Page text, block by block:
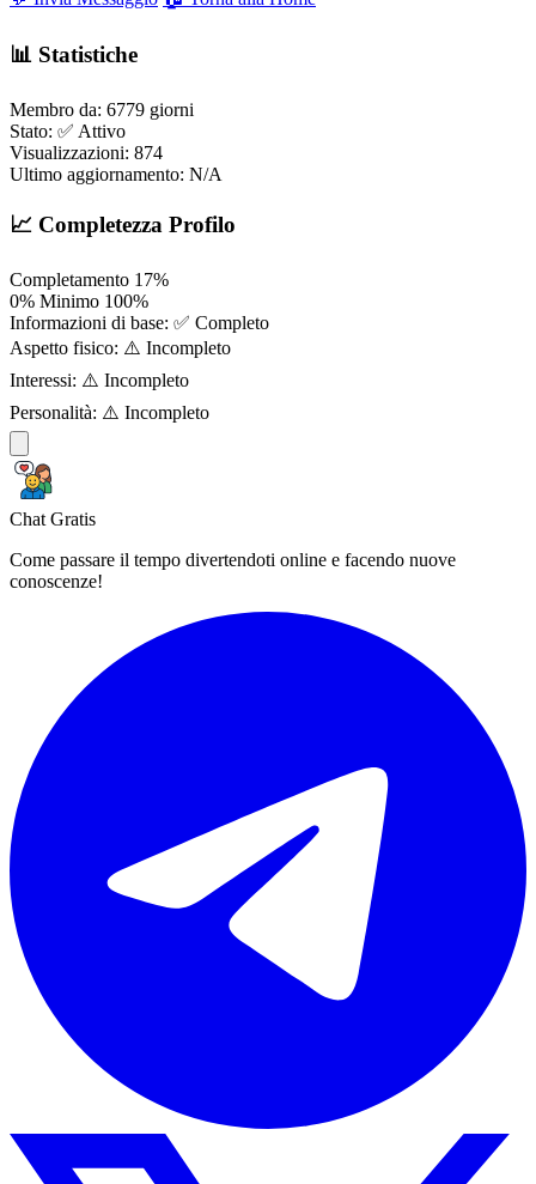
📊 Statistiche
Membro da: 6779 giorni
Stato: ✅ Attivo
Visualizzazioni: 874
Ultimo aggiornamento: N/A
📈 Completezza Profilo
Completamento 17%
0% Minimo 100%
Informazioni di base: ✅ Completo
Aspetto fisico: ⚠️ Incompleto
Interessi: ⚠️ Incompleto
Personalità: ⚠️ Incompleto
Chat Gratis
Come passare il tempo divertendoti online e facendo nuove
conoscenze!